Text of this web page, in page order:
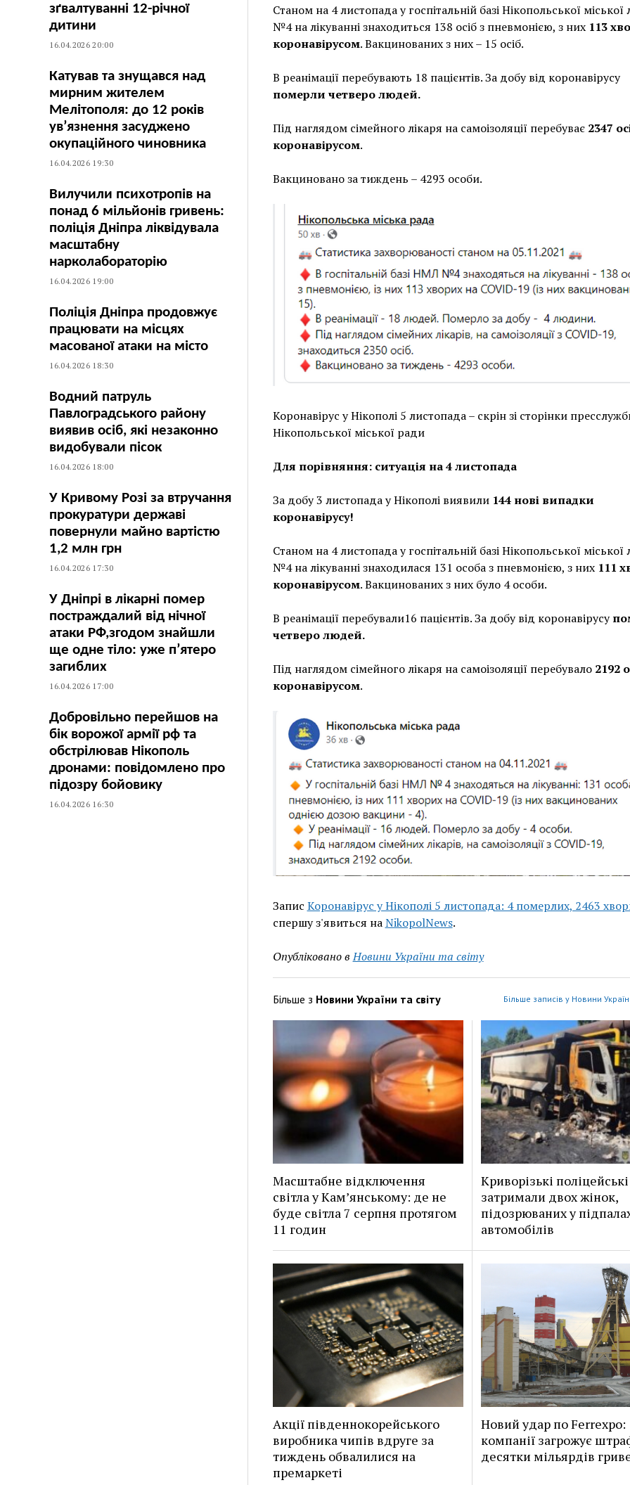
зґвалтуванні 12-річної
дитини
16.04.2026 20:00
Катував та знущався над
мирним жителем
Мелітополя: до 12 років
ув’язнення засуджено
окупаційного чиновника
16.04.2026 19:30
Вилучили психотропів на
понад 6 мільйонів гривень:
поліція Дніпра ліквідувала
масштабну
нарколабораторію
16.04.2026 19:00
Поліція Дніпра продовжує
працювати на місцях
масованої атаки на місто
16.04.2026 18:30
Водний патруль
Павлоградського району
виявив осіб, які незаконно
видобували пісок
16.04.2026 18:00
У Кривому Розі за втручання
прокуратури державі
повернули майно вартістю
1,2 млн грн
16.04.2026 17:30
У Дніпрі в лікарні помер
постраждалий від нічної
атаки РФ,згодом знайшли
ще одне тіло: уже п’ятеро
загиблих
16.04.2026 17:00
Добровільно перейшов на
бік ворожої армії рф та
обстрілював Нікополь
дронами: повідомлено про
підозру бойовику
16.04.2026 16:30
Станом на 4 листопада у госпітальній базі Нікопольської міської
№4 на лікуванні знаходиться 138 осіб з пневмонією, з них 113
коронавірусом. Вакцинованих з них – 15 осіб.
В реанімації перебувають 18 пацієнтів. За добу від коронавірусу
померли четверо людей.
Під наглядом сімейного лікаря на самоізоляції перебуває 2347
коронавірусом.
Вакциновано за тиждень – 4293 особи.
Коронавірус у Нікополі 5 листопада – скрін зі сторінки
Нікопольської міської ради
Для порівняння: ситуація на 4 листопада
За добу 3 листопада у Нікополі виявили 144 нові випадки
коронавірусу!
Станом на 4 листопада у госпітальній базі Нікопольської міської
№4 на лікуванні знаходилася 131 особа з пневмонією, з них 111
коронавірусом. Вакцинованих з них було 4 особи.
В реанімації перебували16 пацієнтів. За добу від коронавірусу
четверо людей.
Під наглядом сімейного лікаря на самоізоляції перебувало2192
коронавірусом.
Запис Коронавірус у Нікополі 5 листопада: 4 померлих, 2463
спершу з'явиться наNikopolNews.
Опубліковано в Новини України та світу
Більше з Новини України та світу Більше записів у Новини
Масштабне відключення
світла у Кам’янському: де не
буде світла 7 серпня протягом
11 годин
Криворізькі поліцейські
затримали двох жінок,
підозрюваних у
автомобілів
Акції південнокорейського
виробника чипів вдруге за
тиждень обвалилися на
премаркеті
Новий удар по Ferrexpo:
компанії загрожує
десятки мільярдів